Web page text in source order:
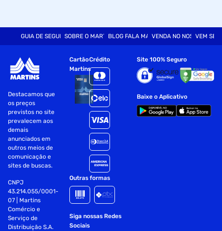
GUIA DE SEGURANÇASOBRE O MARTINSBLOG FALA MARTVENDA NO NOSSO SITE
VEM SER
Destacamos que
os preços
previstos no site
prevalecem aos
demais
anunciados em
outros meios de
comunicação e
sites de buscas.
CNPJ
43.214.055/0001-
07 | Martins
Comércio e
Serviço de
Distribuição S.A.
Cartão
Martins
Crédito
Outras formas
Siga nossas Redes
Sociais
Site 100% Seguro
Baixe o Aplicativo